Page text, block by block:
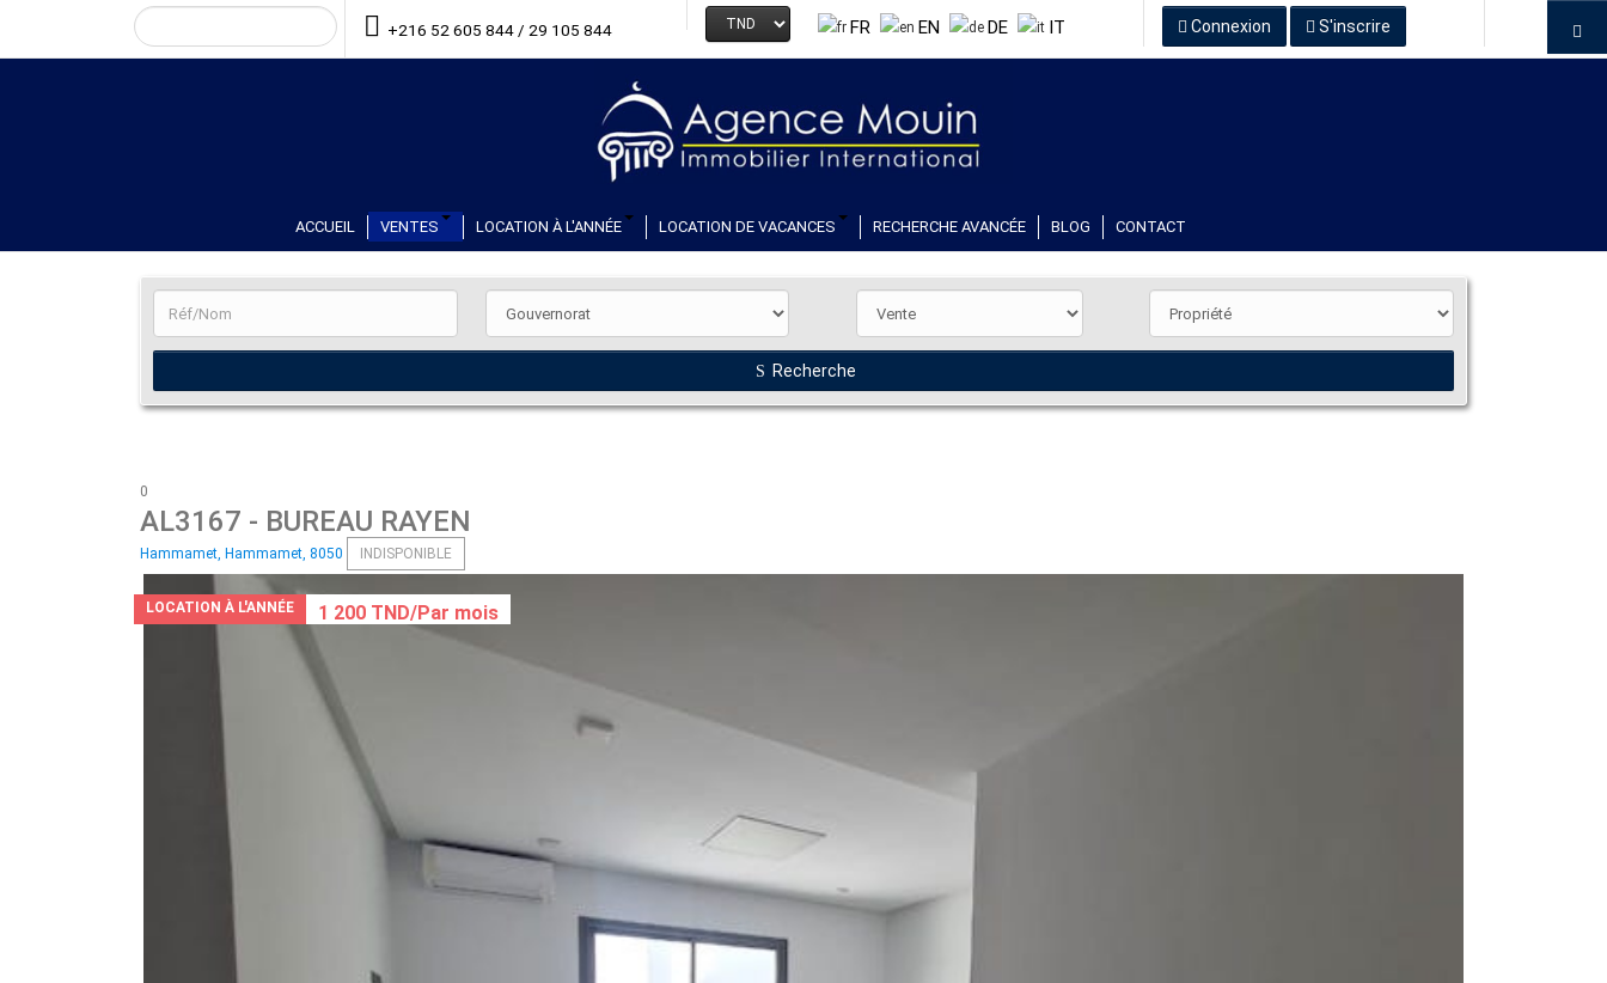
+216 52 605 844 / 29 105 844 FR EN DE IT Connexion S'inscrire
ACCUEIL VENTES LOCATION À L'ANNÉE LOCATION DE VACANCES RECHERCHE AVANCÉE BLOG CONTACT
Recherche
0
AL3167 - BUREAU RAYEN
Hammamet, Hammamet, 8050 INDISPONIBLE
LOCATION À L'ANNÉE 1 200 TND/Par mois